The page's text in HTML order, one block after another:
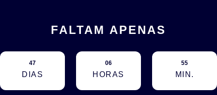
FALTAM APENAS
47
DIAS
06
HORAS
55
MIN.